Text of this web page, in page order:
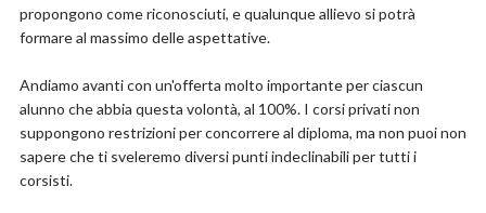
propongono come riconosciuti, e qualunque allievo si potrà
formare al massimo delle aspettative.
Andiamo avanti con un'offerta molto importante per ciascun
alunno che abbia questa volontà, al 100%. I corsi privati non
suppongono restrizioni per concorrere al diploma, ma non puoi non
sapere che ti sveleremo diversi punti indeclinabili per tutti i
corsisti.